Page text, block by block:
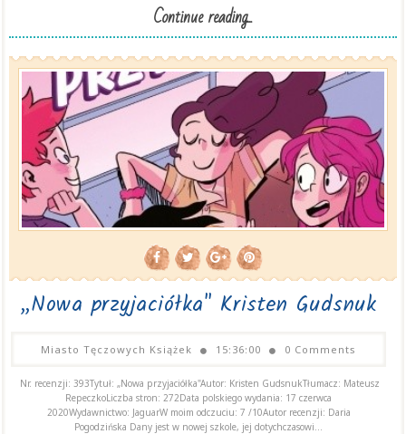
Continue reading...
„Nowa przyjaciółka" Kristen Gudsnuk
Miasto Tęczowych Książek 15:36:00 0 Comments
Nr. recenzji: 393Tytuł: „Nowa przyjaciółka"Autor: Kristen GudsnukTłumacz: Mateusz
RepeczkoLiczba stron: 272Data polskiego wydania: 17 czerwca
2020Wydawnictwo: JaguarW moim odczuciu: 7 /10Autor recenzji: Daria
Pogodzińska Dany jest w nowej szkole, jej dotychczasowi...